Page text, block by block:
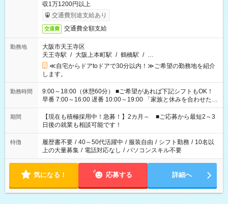
収1万1200円以上
交通費別途支給あり
交通費 交通費全額支給
勤務地
大阪市天王寺区
天王寺駅 / 大阪上本町駅 / 鶴橋駅 / …
≪自宅からドアtoドアで30分以内！≫ご希望の勤務地を紹介
します。
勤務時間
9:00～18:00（休憩60分） ■ご希望があれば下記シフトもOK！
早番 7:00～16:00 遅番 10:00～19:00 「家族と休みを合わせた
い」 「余裕を持って夕飯の準備がしたい」 「できれば残業はし
たくない」 など、ご希望を教えてくださいね。 ※Wワーク希望
の方へ 今ご覧のお仕事で希望する勤務時間と、もう1つのお仕事
の勤務時間。 合計で週40時間を超える場合は応募できません。
期間
【現在も積極採用中！急募！】2カ月～ ■ご応募から最短2～3
日後の就業も相談可能です！
特徴 履歴書不要 / 40～50代活躍中 / 服装自由 / シフト勤務 / 10名以
上の大量募集 / 電話対応なし / パソコンスキル不要
気になる！ 応募する 詳細へ